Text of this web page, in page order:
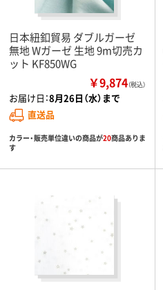
日本紐釦貿易 ダブルガーゼ
無地 Wガーゼ 生地 9m切売カ
ット KF850WG
￥9,874（税込）
お届け日：8月26日（水）まで
直送品
カラー・販売単位違いの商品が20商品ありま
す